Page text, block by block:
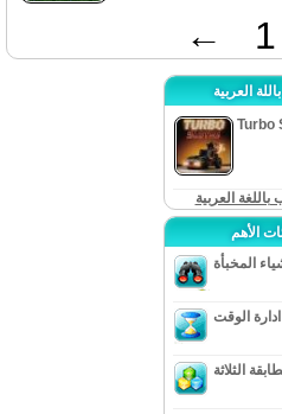
← 1
العربية
Turbo
باللغة العربية
الأهم
المخبأة
ادارة الوقت
الثلاثة